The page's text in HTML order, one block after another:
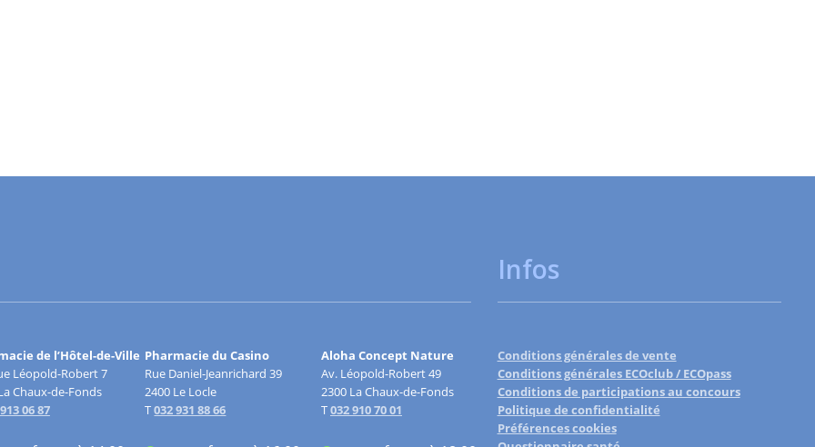
de l’Hôtel-de-Ville
Léopold-Robert 7
Chaux-de-Fonds
06 87
Pharmacie du Casino
Rue Daniel-Jeanrichard 39
2400 Le Locle
T032 931 88 66
Aloha Concept Nature
Av. Léopold-Robert 49
2300 La Chaux-de-Fonds
T032 910 70 01
Infos
Conditions générales de vente
Conditions générales ECOclub / ECOpass
Conditions de participations au concours
Politique de confidentialité
Préférences cookies